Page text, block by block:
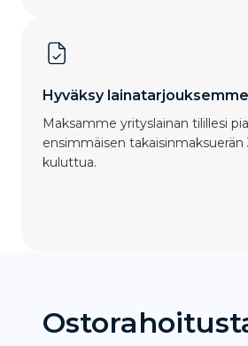
Hyväksy lainatarjouksemme
Maksamme yrityslainan tilillesi
ensimmäisen takaisinmaksuerän
kuluttua.